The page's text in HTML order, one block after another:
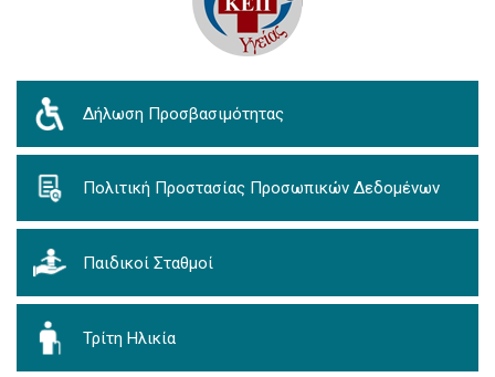
Δήλωση Προσβασιμότητας
Πολιτική Προστασίας Προσωπικών Δεδομένων
Παιδικοί Σταθμοί
Τρίτη Ηλικία